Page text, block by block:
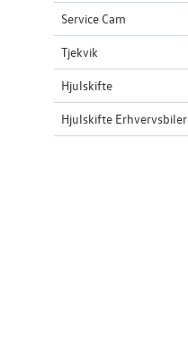
Service Cam
Tjekvik
Hjulskifte
Hjulskifte Erhvervsbiler